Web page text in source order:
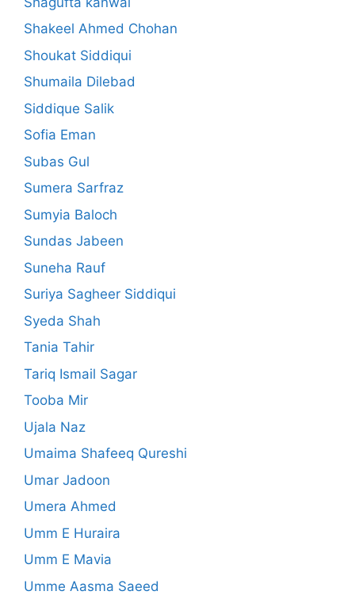
Shakeel Ahmed Chohan
Shoukat Siddiqui
Shumaila Dilebad
Siddique Salik
Sofia Eman
Subas Gul
Sumera Sarfraz
Sumyia Baloch
Sundas Jabeen
Suneha Rauf
Suriya Sagheer Siddiqui
Syeda Shah
Tania Tahir
Tariq Ismail Sagar
Tooba Mir
Ujala Naz
Umaima Shafeeq Qureshi
Umar Jadoon
Umera Ahmed
Umm E Huraira
Umm E Mavia
Umme Aasma Saeed